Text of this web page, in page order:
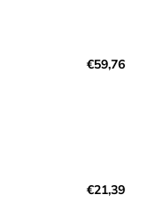
€59,76
€21,39